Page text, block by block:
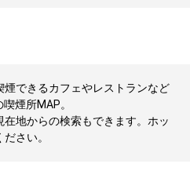
できるカフェやレストランなど
煙所MAP。
地からの検索もできます。ホッ
さい。